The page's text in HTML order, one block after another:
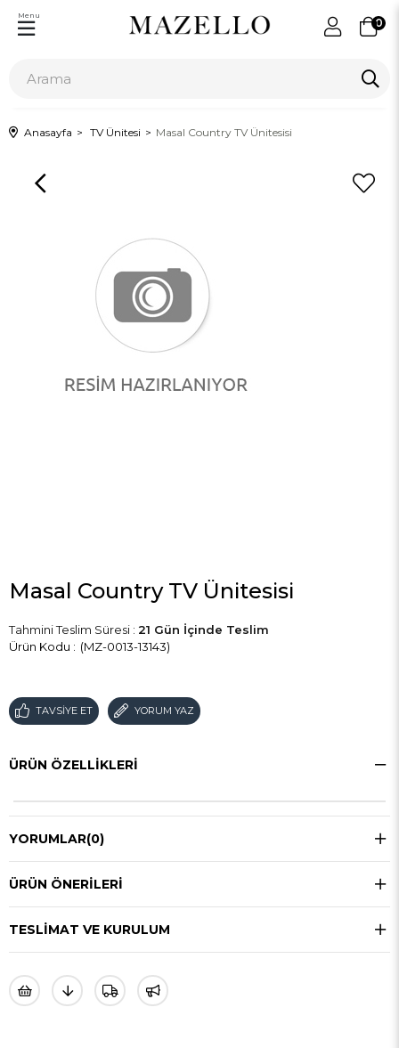
0
Menu
Anasayfa TV Ünitesi Masal Country TV Ünitesisi
Masal Country TV Ünitesisi
Tahmini Teslim Süresi : 21 Gün İçinde Teslim
(MZ-0013-13143)
TAVSIYE ET YORUM YAZ
ÜRÜN ÖZELLIKLERI
YORUMLAR(0)
ÜRÜN ÖNERILERI
TESLIMAT VE KURULUM